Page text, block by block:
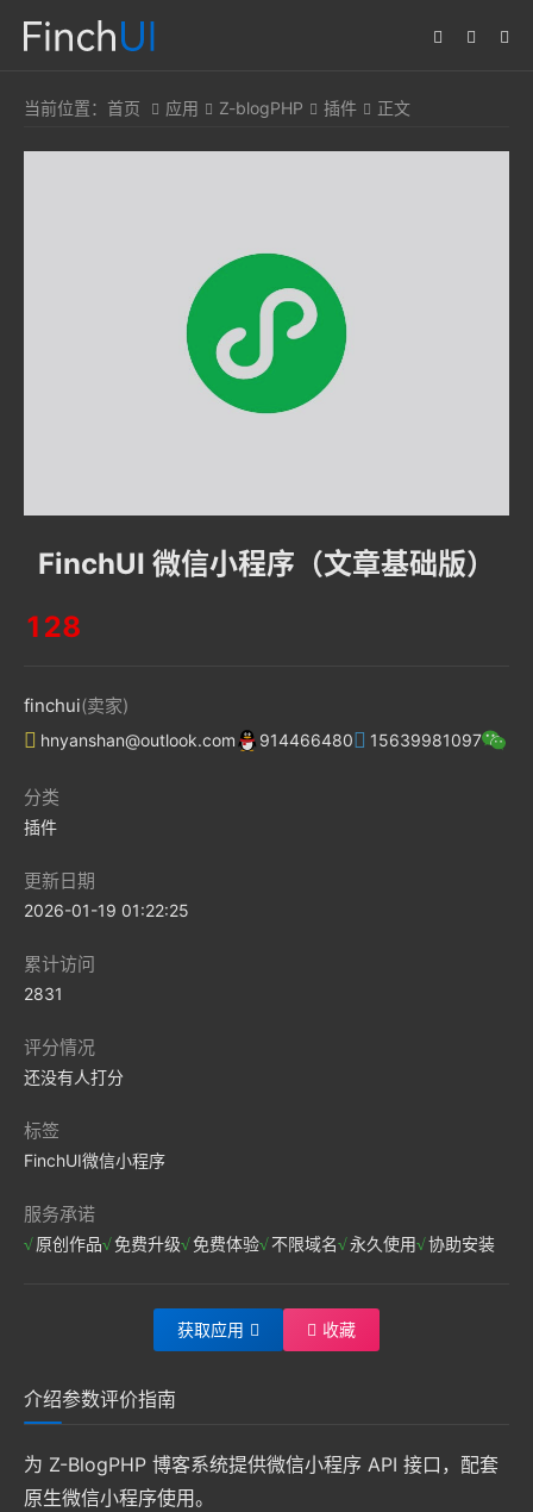
当前位置： 首页 应用 Z-blogPHP 插件 正文
FinchUI 微信小程序（文章基础版）
128
finchui(卖家)
hnyanshan@outlook.com 914466480 15639981097
分类
插件
更新日期
2026-01-19 01:22:25
累计访问
2831
评分情况
还没有人打分
标签
FinchUI微信小程序
服务承诺
原创作品 免费升级 免费体验 不限域名 永久使用 协助安装
获取应用 收藏
介绍参数评价指南
为 Z-BlogPHP 博客系统提供微信小程序 API 接口，配套
原生微信小程序使用。